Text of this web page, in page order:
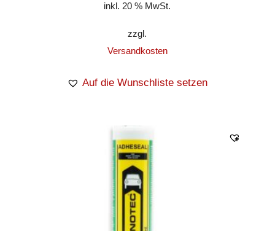
inkl. 20 % MwSt.
zzgl.
Versandkosten
Auf die Wunschliste setzen